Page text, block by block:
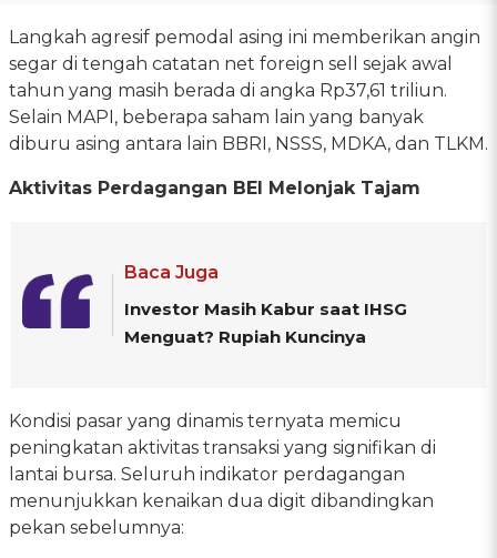
Langkah agresif pemodal asing ini memberikan angin
segar di tengah catatan net foreign sell sejak awal
tahun yang masih berada di angka Rp37,61 triliun.
Selain MAPI, beberapa saham lain yang banyak
diburu asing antara lain BBRI, NSSS, MDKA, dan TLKM.
Aktivitas Perdagangan BEI Melonjak Tajam
Baca Juga
Investor Masih Kabur saat IHSG
Menguat? Rupiah Kuncinya
Kondisi pasar yang dinamis ternyata memicu
peningkatan aktivitas transaksi yang signifikan di
lantai bursa. Seluruh indikator perdagangan
menunjukkan kenaikan dua digit dibandingkan
pekan sebelumnya: